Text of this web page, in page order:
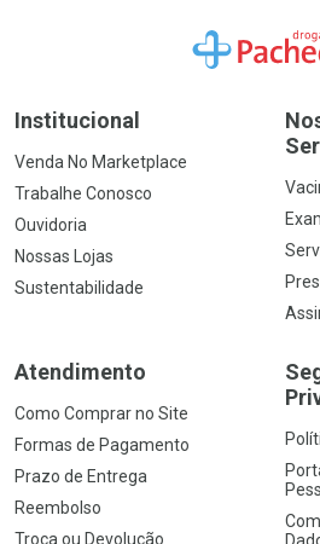
Ir para a Home
Institucional
Venda No Marketplace
Trabalhe Conosco
Ouvidoria
Nossas Lojas
Sustentabilidade
Atendimento
Como Comprar no Site
Formas de Pagamento
Prazo de Entrega
Reembolso
Troca ou Devolução